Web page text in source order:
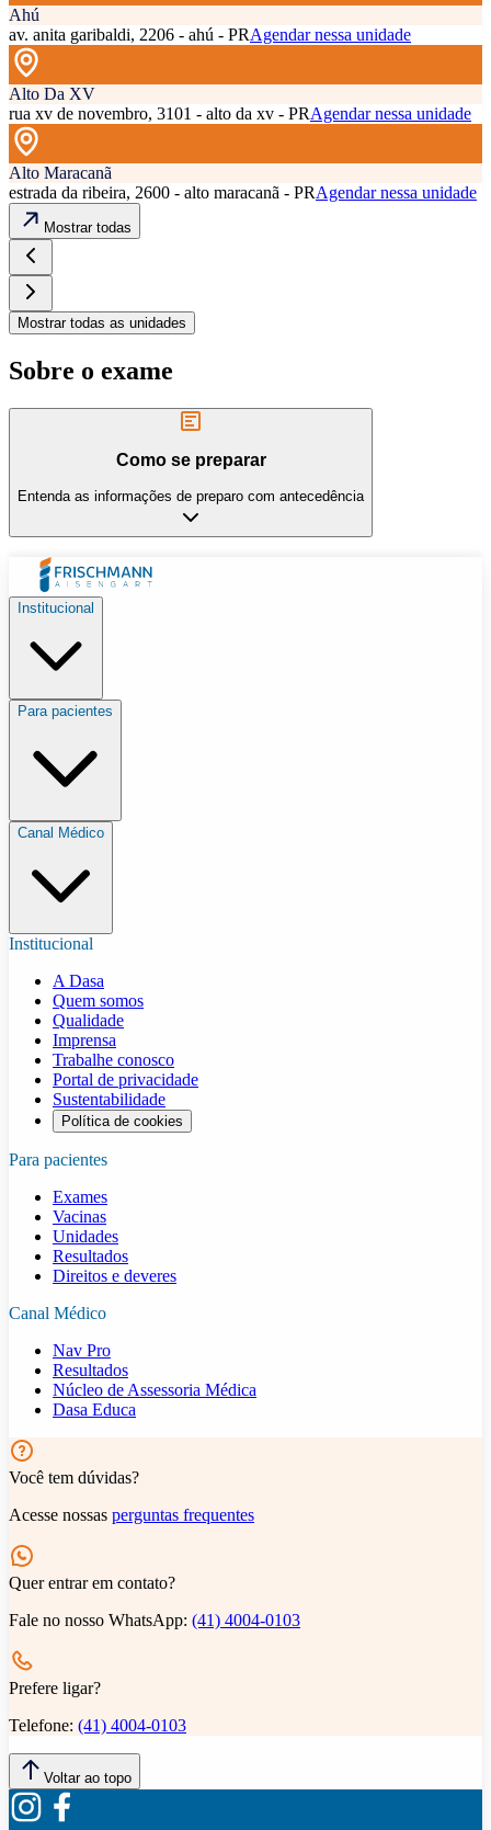
Ahú
av. anita garibaldi, 2206 - ahú - PRAgendar nessa unidade
Alto Da XV
rua xv de novembro, 3101 - alto da xv - PRAgendar nessa unidade
Alto Maracanã
estrada da ribeira, 2600 - alto maracanã - PRAgendar nessa unidade
Mostrar todas
Mostrar todas as unidades
Sobre o exame
Como se preparar
Entenda as informações de preparo com antecedência
Institucional
Para pacientes
Canal Médico
Institucional
A Dasa
Quem somos
Qualidade
Imprensa
Trabalhe conosco
Portal de privacidade
Sustentabilidade
Política de cookies
Para pacientes
Exames
Vacinas
Unidades
Resultados
Direitos e deveres
Canal Médico
Nav Pro
Resultados
Núcleo de Assessoria Médica
Dasa Educa
Você tem dúvidas?
Acesse nossas perguntas frequentes
Quer entrar em contato?
Fale no nosso WhatsApp: (41) 4004-0103
Prefere ligar?
Telefone: (41) 4004-0103
Voltar ao topo